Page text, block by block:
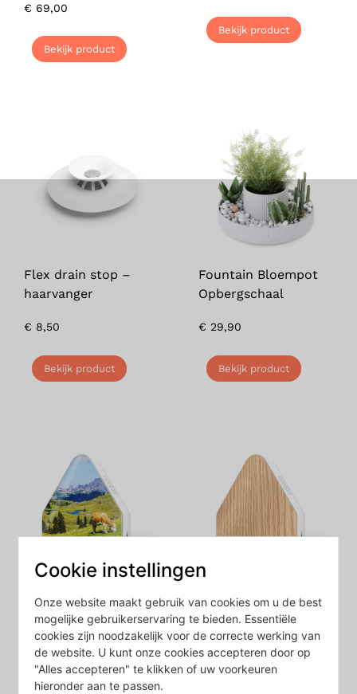
€ 69,00
Bekijk product
Bekijk product
Flex drain stop –
haarvanger
€ 8,50
Bekijk product
Fountain Bloempot
Opbergschaal
€ 29,90
Bekijk product
Zwitscherbox met
Alpengeluiden
84,90
€84,90
Bekijk product
Cookie instellingen
Onze website maakt gebruik van cookies om u de best
mogelijke gebruikerservaring te bieden. Essentiële
cookies zijn noodzakelijk voor de correcte werking van
de website. U kunt onze cookies accepteren door op
"Alles accepteren" te klikken of uw voorkeuren
hieronder aan te passen.